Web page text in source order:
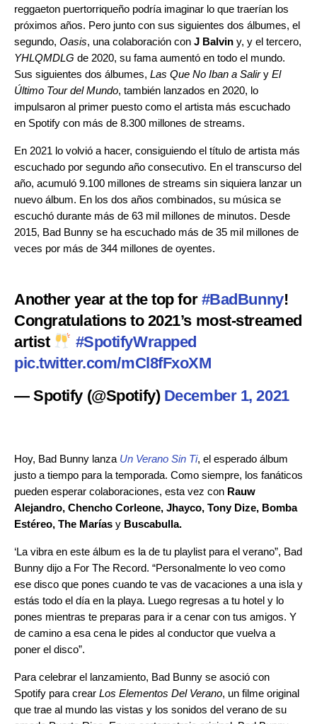
reggaeton puertorriqueño podría imaginar lo que traerían los
próximos años. Pero junto con sus siguientes dos álbumes, el
segundo, Oasis, una colaboración con J Balvin y, y el tercero,
YHLQMDLG de 2020, su fama aumentó en todo el mundo.
Sus siguientes dos álbumes, Las Que No Iban a Saliry El
Último Tour del Mundo, también lanzados en 2020, lo
impulsaron al primer puesto como el artista más escuchado
en Spotify con más de 8.300 millones de streams.
En 2021 lo volvió a hacer, consiguiendo el título de artista más
escuchado por segundo año consecutivo. En el transcurso del
año, acumuló 9.100 millones de streams sin siquiera lanzar un
nuevo álbum. En los dos años combinados, su música se
escuchó durante más de 63 mil millones de minutos. Desde
2015, Bad Bunny se ha escuchado más de 35 mil millones de
veces por más de 344 millones de oyentes.
Another year at the top for #BadBunny!
Congratulations to 2021’s most-streamed
artist
#SpotifyWrapped
pic.twitter.com/mCl8fFxoXM
— Spotify (@Spotify) December 1, 2021
Hoy, Bad Bunny lanza Un Verano Sin Ti, el esperado álbum
justo a tiempo para la temporada. Como siempre, los fanáticos
pueden esperar colaboraciones, esta vez con Rauw
Alejandro, Chencho Corleone, Jhayco, Tony Dize, Bomba
Estéreo, The Marías y Buscabulla.
‘La vibra en este álbum es la de tu playlist para el verano”, Bad
Bunny dijo a For The Record. “Personalmente lo veo como
ese disco que pones cuando te vas de vacaciones a una isla y
estás todo el día en la playa. Luego regresas a tu hotel y lo
pones mientras te preparas para ir a cenar con tus amigos. Y
de camino a esa cena le pides al conductor que vuelva a
poner el disco”.
Para celebrar el lanzamiento, Bad Bunny se asoció con
Spotify para crear Los Elementos Del Verano, un filme original
que trae al mundo las vistas y los sonidos del verano de su